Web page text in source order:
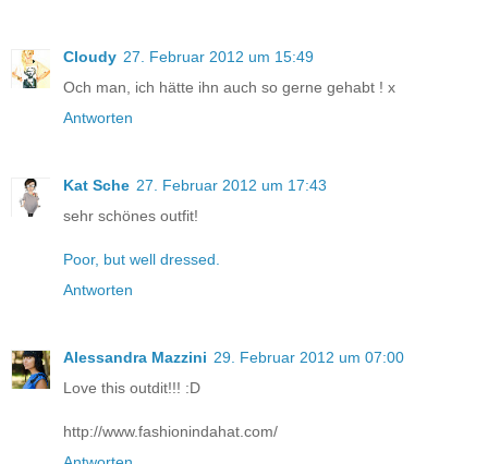
Cloudy 27. Februar 2012 um 15:49
Och man, ich hätte ihn auch so gerne gehabt ! x
Antworten
Kat Sche 27. Februar 2012 um 17:43
sehr schönes outfit!
Poor, but well dressed.
Antworten
Alessandra Mazzini 29. Februar 2012 um 07:00
Love this outdit!!! :D
http://www.fashionindahat.com/